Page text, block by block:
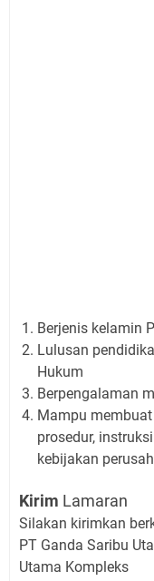
Berjenis kelamin
Lulusan
Hukum
Berpengalaman
Mampu
prosedur,
kebijakan
Kirim Lamaran
Silakan kirimkan
PT Ganda Saribu
Utama Kompleks